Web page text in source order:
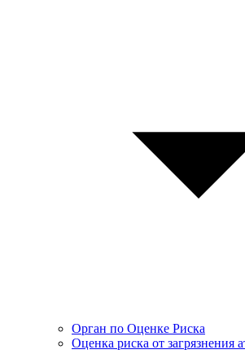
Орган по Оценке Риска
Оценка риска от загрязнения